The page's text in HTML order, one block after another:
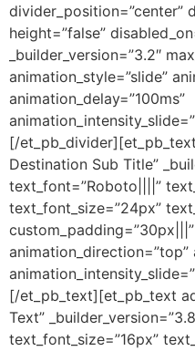
divider_position=”center”
height=”false”
_builder_version=”3.2″
animation_style=”slide”
animation_delay=”100ms”
[/
Destination Sub Title”
text_font=”Roboto||||”
text_font_size=”24px”
animation_direction=”top”
[/et_pb_text][et_pb_text
Text”
text_font_size=”16px”